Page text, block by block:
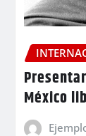
México